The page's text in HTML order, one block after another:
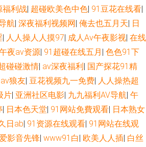
在线观看 内射美女九色91 人人操骚 91传媒入口
免费看 深夜影院深 美女人人肏 国产三级素人 色
爱直播 狼友久久 日韩精品五区 91字幕中文视频
欧美性图ppp 日韩无码狼友 日韩精品在线久久
香蕉 www日本www www91视频 国产A色 97人
欧美视频在线观看 自慰91 色婷婷福利网 AV天堂
福利战| 超碰欧美色中色| 91豆花在线看|
航| 深夜福利视频网| 俺去也五月天| 日
| 人人操人人摸97| 成人Av午夜影视| 在线
夜av资源| 91超碰在线五月 | 色色91下
碰碰激情| av深夜福利| 国产探花91精
狼友| 豆花视频九一免费| 人人操热超
片| 亚洲社区电影| 九九福利AV导航| 午
| 日本色天堂| 91网站免費观看| 日本熟女
日ab| 91资源在线观看| 91网站在线观
影音先锋| www91白| 欧美人人插| 白丝